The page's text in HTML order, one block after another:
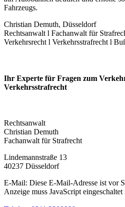
Fahrzeugs.
Christian Demuth, Düsseldorf
Rechtsanwalt l Fachanwalt für
Verkehrsrecht l Verkehrsstrafrecht l
Ihr Experte für Fragen zum
Verkehrs­strafrecht
Rechtsanwalt
Christian Demuth
Fachanwalt für Strafrecht
Lindemannstraße 13
40237 Düsseldorf
E-Mail: Diese E-Mail-Adresse ist vor
Anzeige muss JavaScript eingeschaltet